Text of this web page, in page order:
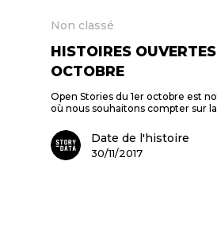
Non classé
HISTOIRES
OCTOBRE
Open Stories du 1er octobre est
où nous souhaitons compter sur
Date de l'histoire
30/11/2017